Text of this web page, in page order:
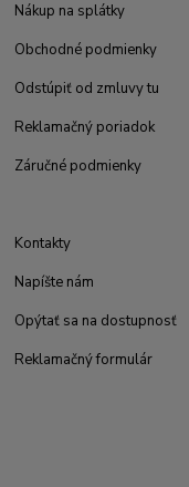
Nákup na splátky
Obchodné podmienky
Odstúpiť od zmluvy tu
Reklamačný poriadok
Záručné podmienky
Kontakty
Napíšte nám
Opýtať sa na dostupnosť
Reklamačný formulár